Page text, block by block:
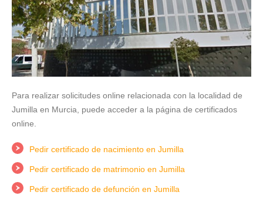
Para realizar solicitudes online relacionada con la localidad de
Jumilla en Murcia, puede acceder a la página de certificados
online.
Pedir certificado de nacimiento en Jumilla
Pedir certificado de matrimonio en Jumilla
Pedir certificado de defunción en Jumilla